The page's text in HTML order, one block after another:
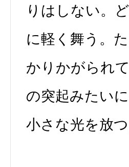
りはしない。
に軽く舞う。
かりかがられ
の突起みたい
小さな光を放つ